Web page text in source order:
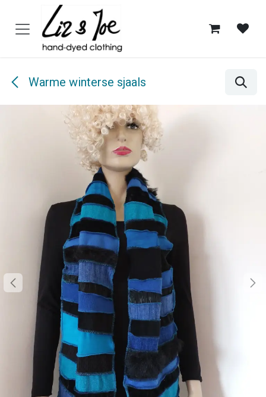
Overslaan naar inhoud
Warme winterse sjaals